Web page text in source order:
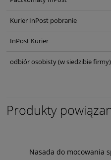
Kurier InPost pobranie
InPost Kurier
odbiór osobisty(w siedzibie firmy)
Produkty
Nasada do mocowania